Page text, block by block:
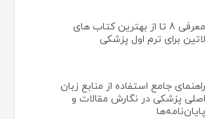
معرفی 8 تا از بهترین کتاب های
لاتین برای ترم اول پزشکی
راهنمای جامع استفاده از منابع زبان
اصلی پزشکی در نگارش مقالات و
پایان‌نامه‌ها